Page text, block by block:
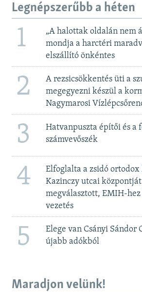
Legnépszerűbb a héten
1
„A halottak oldalán nem
mondja a harctéri
elszállító önkéntes
2
A rezsicsökkentés üti a
megegyezni készül a
Nagymarosi
3
Hatvanpuszta építői és a
számvevőszék
4
Elfoglalta a zsidó ortodox
Kazinczy utcai
megválasztott, EMIH-
vezetés
5
Elege van Csányi Sándor
újabb adókból
Maradjon velünk!